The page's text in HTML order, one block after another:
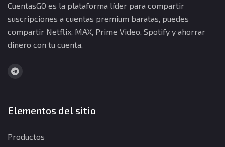
CuentasGO es la plataforma líder para compartir
suscripciones a cuentas premium baratas, puedes
compartir Netflix, MAX, Prime Video, Spotify y ahorrar
dinero con tu cuenta.
Elementos del sitio
Productos